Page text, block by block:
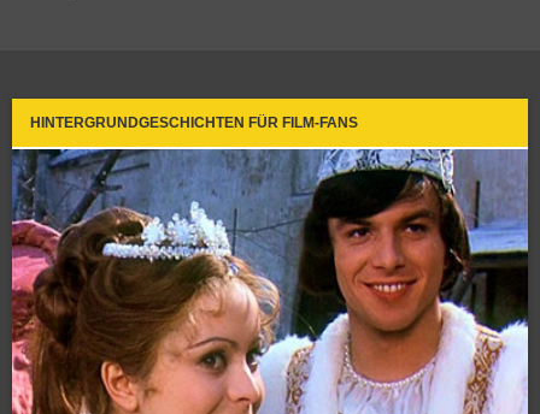
HINTERGRUNDGESCHICHTEN FÜR FILM-FANS